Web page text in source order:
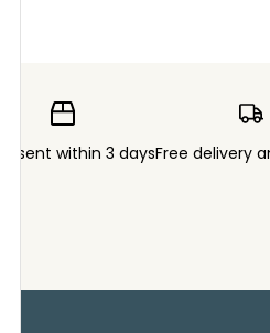
sent within 3 daysFree delivery